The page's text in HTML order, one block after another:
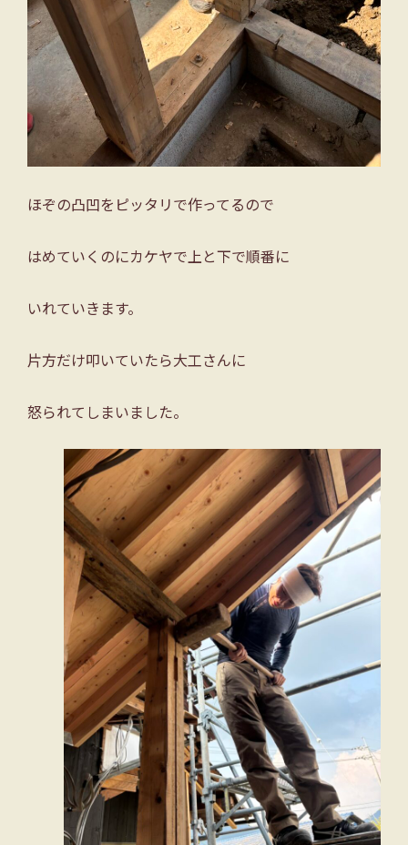
ほぞの凸凹をピッタリで作ってるので
はめていくのにカケヤで上と下で順番に
いれていきます。
片方だけ叩いていたら大工さんに
怒られてしまいました。